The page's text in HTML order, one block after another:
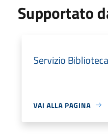
Supportato
Servizio
VAI ALLA PAGINA